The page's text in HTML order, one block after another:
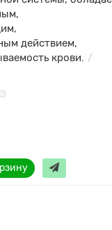
действием,
крови.